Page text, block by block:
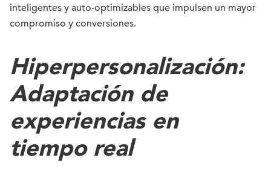
inteligentes y auto-optimizables que impulsen un mayor
compromiso y conversiones.
Hiperpersonalización:
Adaptación de
experiencias en
tiempo real